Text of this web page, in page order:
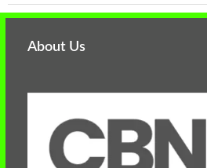
About Us